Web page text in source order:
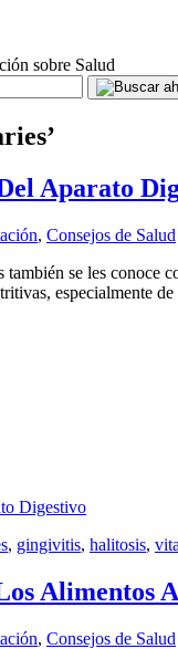
sobre Salud
Aparato
, Consejos de Salud
también se les conoce
especialmente
Digestivo
, gingivitis, halitosis,
Alimentos
, Consejos de Salud